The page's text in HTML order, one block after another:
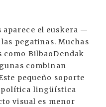
aparece el euskera —
pegatinas. Muchas
BilbaoDendak
combinan
pequeño soporte
política lingüística
visual es menor